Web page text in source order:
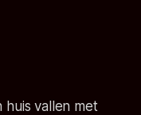
huis vallen met